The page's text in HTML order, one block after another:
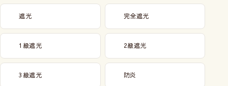
遮光 完全遮光
1級遮光 2級遮光
3級遮光 防炎